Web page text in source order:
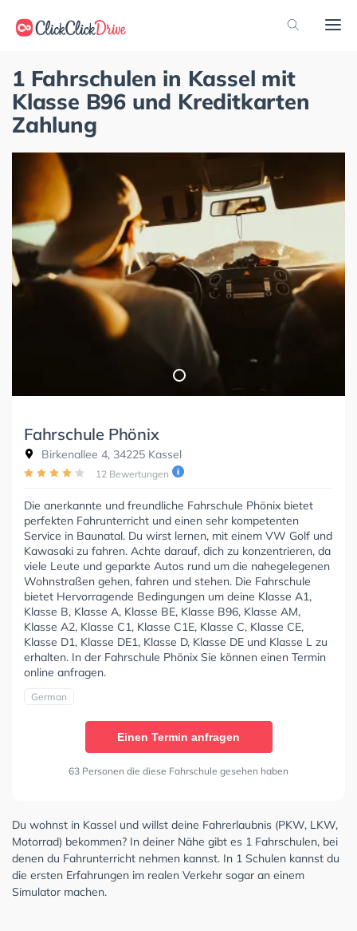
1 Fahrschulen in Kassel mit
Klasse B96 und Kreditkarten
Zahlung
Fahrschule Phönix
Birkenallee 4, 34225 Kassel
12 Bewertungen
Die anerkannte und freundliche Fahrschule Phönix bietet
perfekten Fahrunterricht und einen sehr kompetenten
Service in Baunatal. Du wirst lernen, mit einem VW Golf und
Kawasaki zu fahren. Achte darauf, dich zu konzentrieren, da
viele Leute und geparkte Autos rund um die nahegelegenen
Wohnstraßen gehen, fahren und stehen. Die Fahrschule
bietet Hervorragende Bedingungen um deine Klasse A1,
Klasse B, Klasse A, Klasse BE, Klasse B96, Klasse AM,
Klasse A2, Klasse C1, Klasse C1E, Klasse C, Klasse CE,
Klasse D1, Klasse DE1, Klasse D, Klasse DE und Klasse L zu
erhalten. In der Fahrschule Phönix Sie können einen Termin
online anfragen.
German
Einen Termin anfragen
63 Personen die diese Fahrschule gesehen haben
Du wohnst in Kassel und willst deine Fahrerlaubnis (PKW, LKW,
Motorrad) bekommen? In deiner Nähe gibt es 1 Fahrschulen, bei
denen du Fahrunterricht nehmen kannst. In 1 Schulen kannst du
die ersten Erfahrungen im realen Verkehr sogar an einem
Simulator machen.